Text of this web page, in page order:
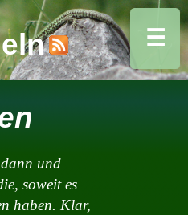
und
soweit es
haben. Klar,
☰